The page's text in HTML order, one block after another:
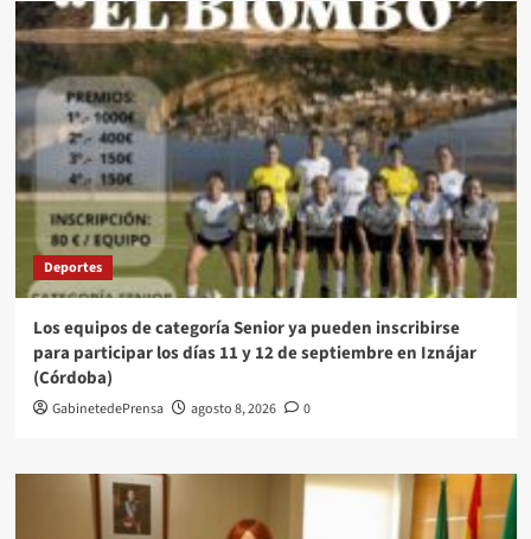
Deportes
Los equipos de categoría Senior ya pueden inscribirse
para participar los días 11 y 12 de septiembre en Iznájar
(Córdoba)
GabinetedePrensa agosto 8, 2026 0